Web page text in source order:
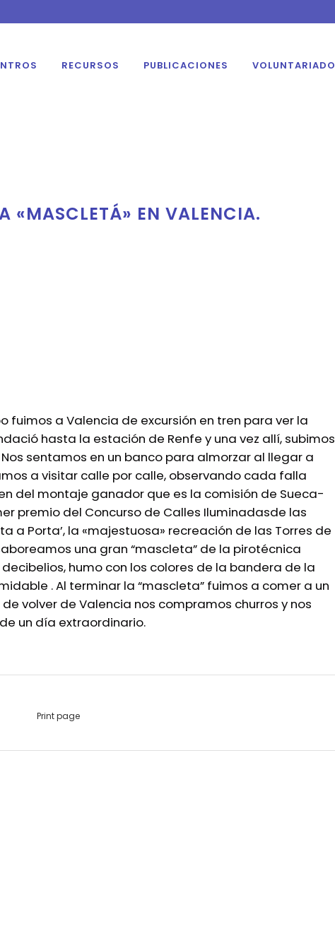
RECURSOS PUBLICACIONES VOLUNTARIADO
«MASCLETÁ» EN VALENCIA.
fuimos a Valencia de excursión en tren para ver la
hasta la estación de Renfe y una vez allí, subimos
sentamos en un banco para almorzar al llegar a
a visitar calle por calle, observando cada falla
del montaje ganador que es la comisión de Sueca-
premio del Concurso de Calles Iluminadasde las
a Porta’, la «majestuosa» recreación de las Torres de
una gran “mascleta” de la pirotécnica
humo con los colores de la bandera de la
. Al terminar la “mascleta” fuimos a comer a un
volver de Valencia nos compramos churros y nos
un día extraordinario.
Print page